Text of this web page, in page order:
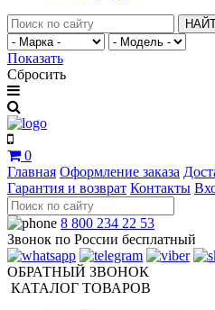
Показать
Сбросить
0
Главная Оформление заказа
Гарантия и возврат Контакты
8 800 234 22 53
Звонок по России бесплатный
ОБРАТНЫЙ ЗВОНОК
КАТАЛОГ ТОВАРОВ